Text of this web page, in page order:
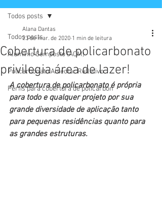
Todos posts
Alumínio Composto (ACM)
Policarbonato Alveolar Refletivo
Perfis para cobertura de policarbon
Todos posts
Cobertura de policarbonato
privilegia área de lazer!
Alana Dantas
23 de mar. de 2020 1 min de leitura
A cobertura de policarbonato é própria
para todo e qualquer projeto por sua
grande diversidade de aplicação tanto
para pequenas residências quanto para
as grandes estruturas.